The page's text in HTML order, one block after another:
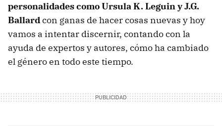
personalidades como Ursula K. Leguin y J.G.
Ballardcon ganas de hacer cosas nuevas y hoy
vamos a intentar discernir, contando con la
ayuda de expertos y autores, cómo ha cambiado
el género en todo este tiempo.